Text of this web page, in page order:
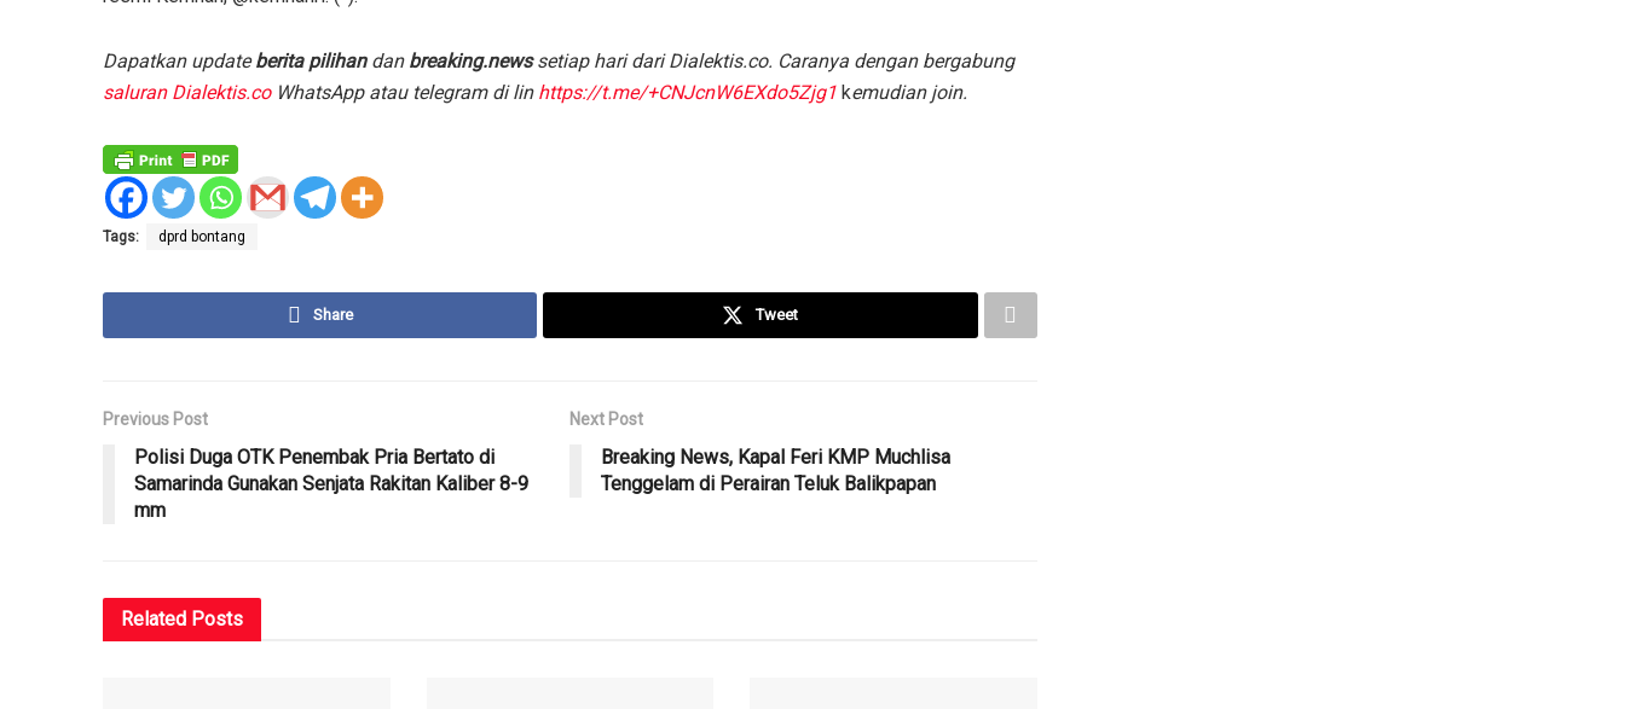
Dapatkan updateberita pilihan dan breaking.newssetiap hari dari Dialektis.co. Caranya dengan bergabung
saluran Dialektis.co WhatsApp atau telegram di lin https://t.me/+CNJcnW6EXdo5Zjg1 kemudian join.
Tags: dprd bontang
Share Tweet
Previous Post
Polisi Duga OTK Penembak Pria Bertato di
Samarinda Gunakan Senjata Rakitan Kaliber 8-9
mm
Next Post
Breaking News, Kapal Feri KMP Muchlisa
Tenggelam di Perairan Teluk Balikpapan
Related Posts